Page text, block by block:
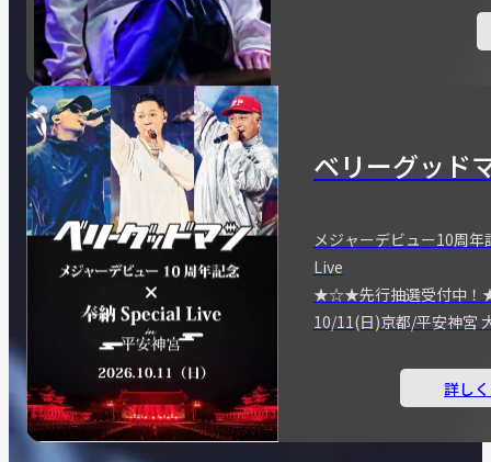
ベリーグッド
メジャーデビュー10周
Live
★☆★先行抽選受付中
10/11(日)京都/平安神宮
詳し